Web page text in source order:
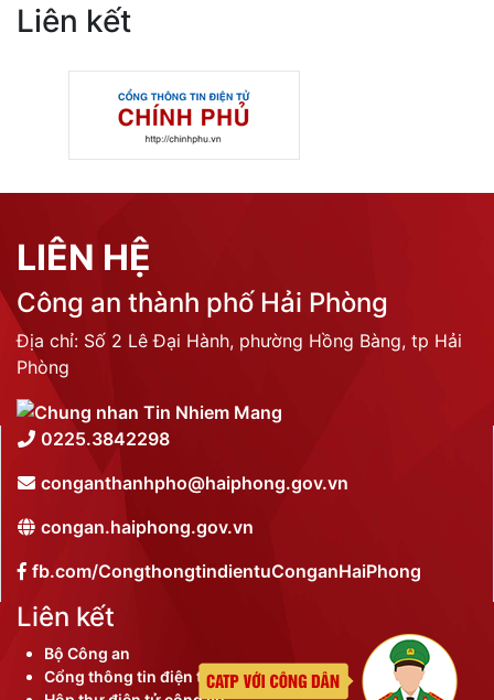
Liên kết
LIÊN HỆ
Công an thành phố Hải Phòng
Địa chỉ: Số 2 Lê Đại Hành, phường Hồng Bàng, tp Hải
Phòng
0225.3842298
conganthanhpho@haiphong.gov.vn
congan.haiphong.gov.vn
fb.com/CongthongtindientuConganHaiPhong
Liên kết
Bộ Công an
Cổng thông tin điện tử thành phố